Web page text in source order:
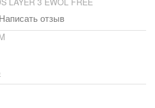
Написать отзыв